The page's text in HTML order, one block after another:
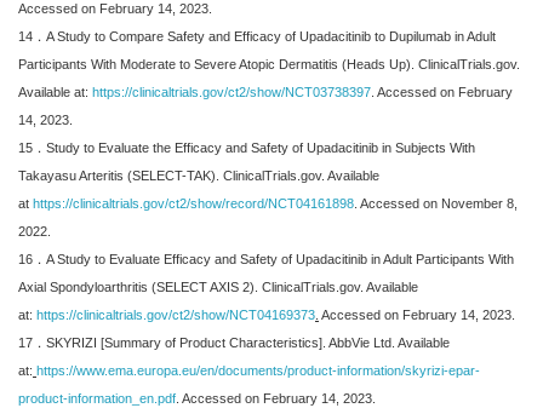
Accessed on February 14, 2023.
14．A Study to Compare Safety and Efficacy of Upadacitinib to Dupilumab in Adult
Participants With Moderate to Severe Atopic Dermatitis (Heads Up). ClinicalTrials.gov.
Available at: https://clinicaltrials.gov/ct2/show/NCT03738397 . Accessed on February
14, 2023.
15．Study to Evaluate the Efficacy and Safety of Upadacitinib in Subjects With
Takayasu Arteritis (SELECT-TAK). ClinicalTrials.gov. Available
at https://clinicaltrials.gov/ct2/show/record/NCT04161898 . Accessed on November 8,
2022.
16．A Study to Evaluate Efficacy and Safety of Upadacitinib in Adult Participants With
Axial Spondyloarthritis (SELECT AXIS 2). ClinicalTrials.gov. Available
at: https://clinicaltrials.gov/ct2/show/NCT04169373 Accessed on February 14, 2023.
17．SKYRIZI [Summary of Product Characteristics]. AbbVie Ltd. Available
at: https://www.ema.europa.eu/en/documents/product-information/skyrizi-epar-
product-information_en.pdf . Accessed on February 14, 2023.